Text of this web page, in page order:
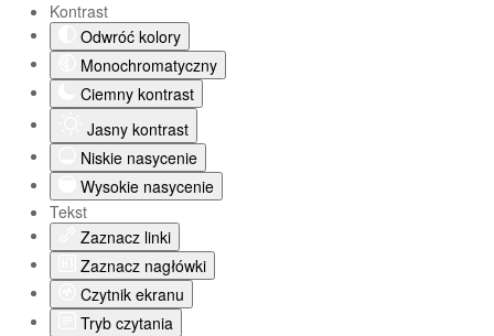
Kontrast
Odwróć kolory
Monochromatyczny
Ciemny kontrast
Jasny kontrast
Niskie nasycenie
Wysokie nasycenie
Tekst
Zaznacz linki
Zaznacz nagłówki
Czytnik ekranu
Tryb czytania